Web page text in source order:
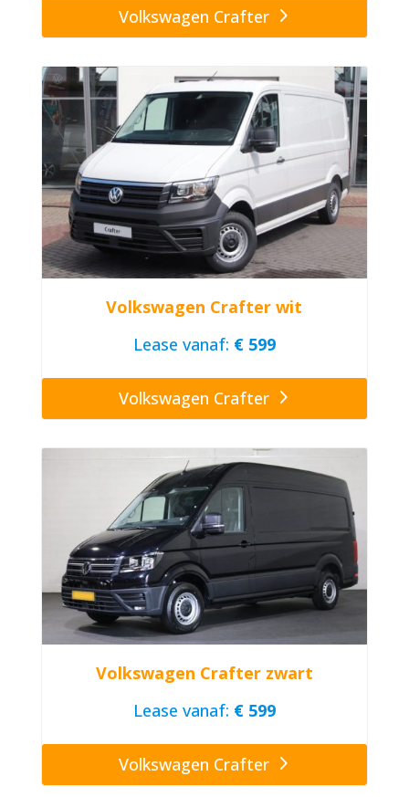
Volkswagen Crafter
Volkswagen Crafter wit
Lease vanaf: € 599
Volkswagen Crafter
Volkswagen Crafter zwart
Lease vanaf: € 599
Volkswagen Crafter